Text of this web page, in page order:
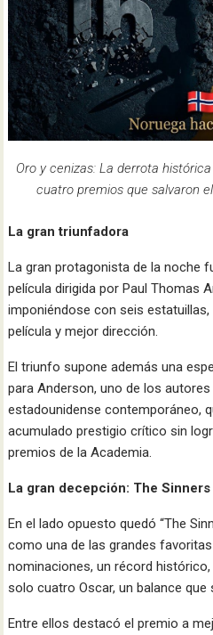
Oro y cenizas: La derrota
cuatro premios que salvaron
La gran triunfadora
La gran protagonista de la noche
película dirigida por Paul Thomas
imponiéndose con seis
película y mejor dirección.
El triunfo supone además una
para Anderson, uno de los
estadounidense contemporáneo,
acumulado prestigio crítico sin
premios de la Academia.
La gran decepción: The Sinners
En el lado opuesto quedó “The
como una de las grandes
nominaciones, un récord
solo cuatro Oscar, un balance
Entre ellos destacó el premio a